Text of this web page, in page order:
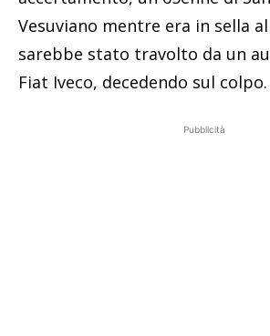
Vesuviano mentre era in sella
sarebbe stato travolto da un
Fiat Iveco, decedendo sul colpo.
Pubblicità